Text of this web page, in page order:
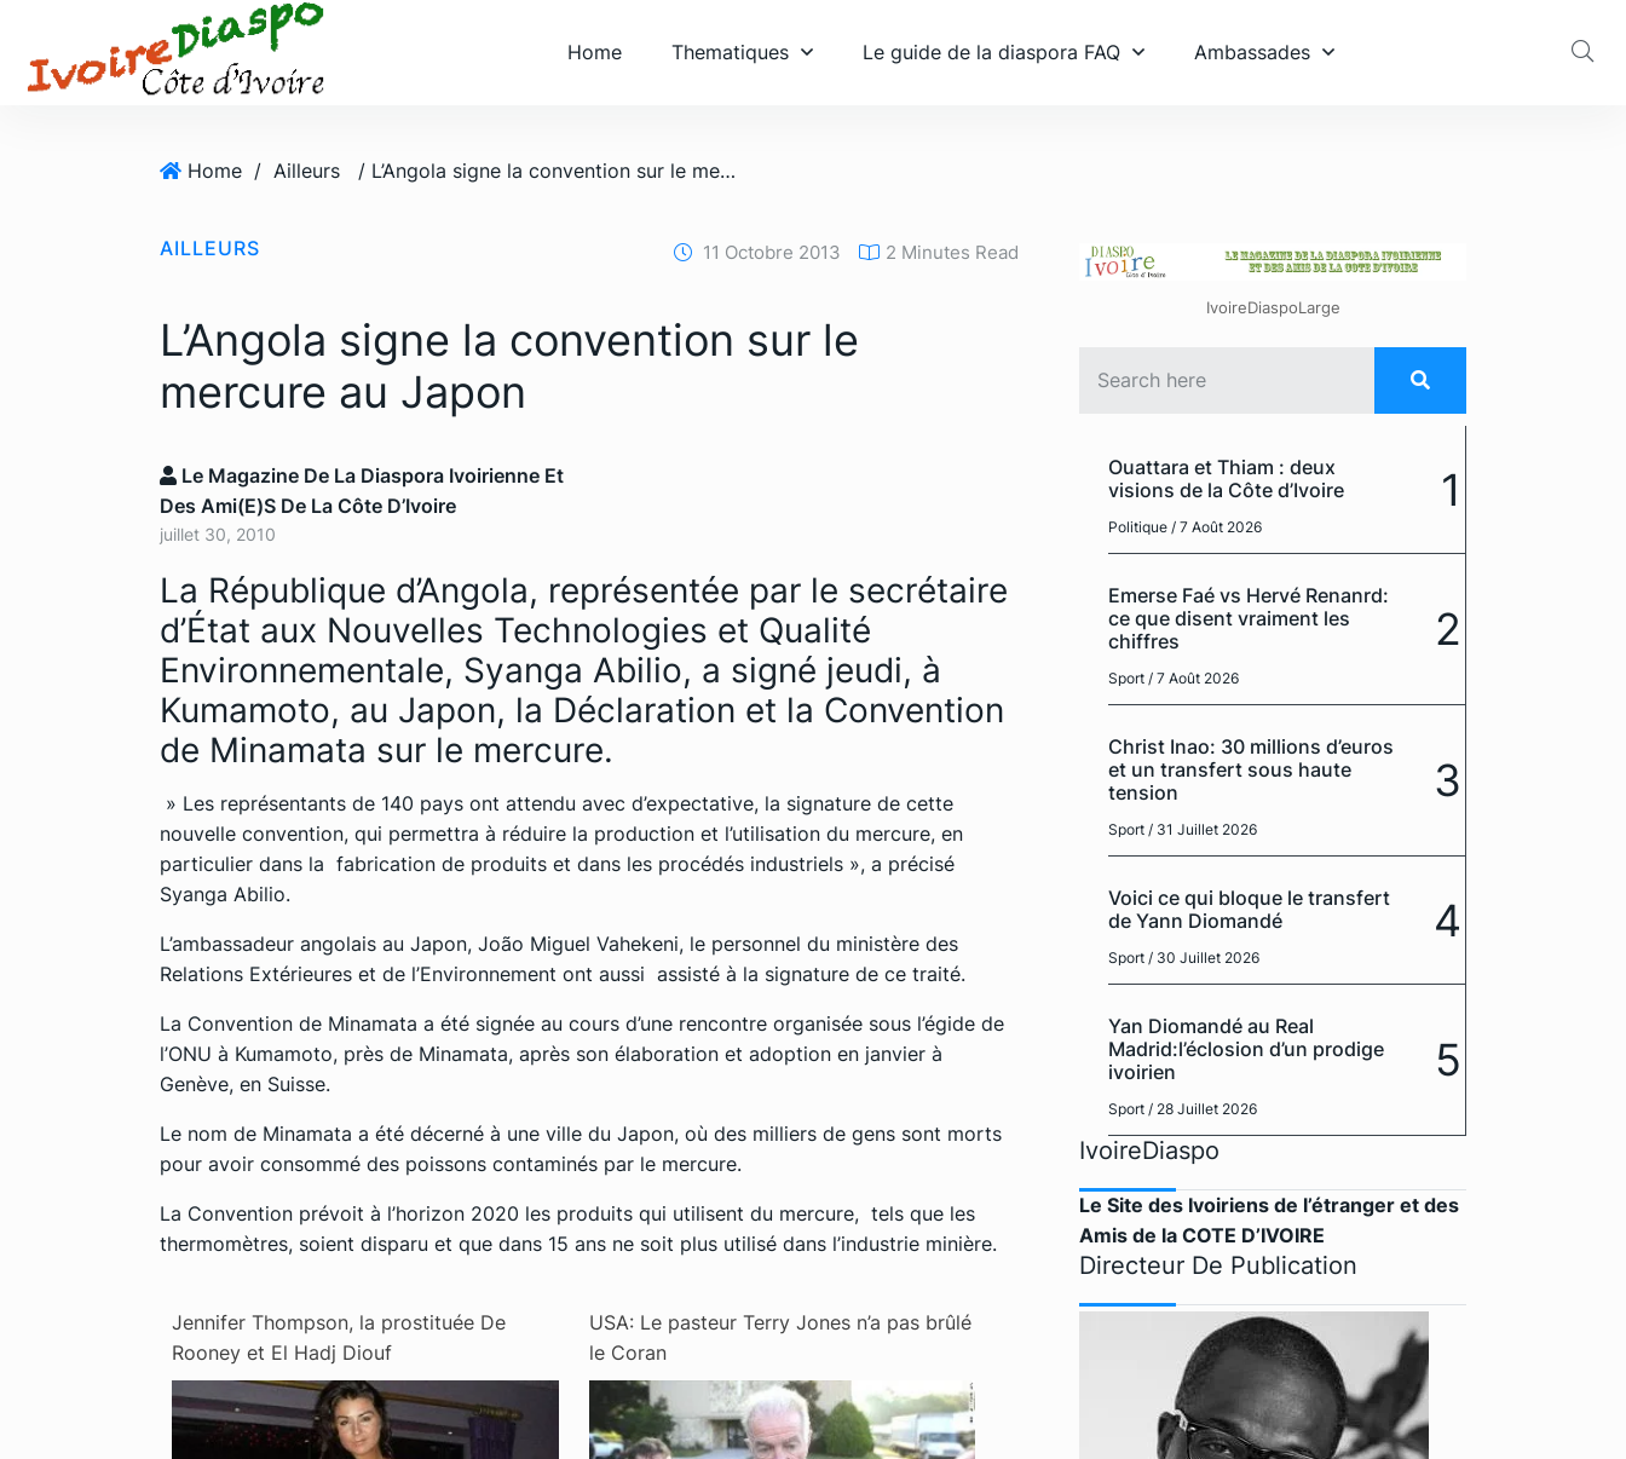
Home Thematiques Le guide de la diaspora FAQ Ambassades
Home / Ailleurs / L’Angola signe la convention sur le mercure au Japon
AILLEURS 11 Octobre 2013 2 Minutes Read
L’Angola signe la convention sur le
mercure au Japon
Le Magazine De La Diaspora Ivoirienne Et
Des Ami(e)s De La Côte D’Ivoire
juillet 30, 2010
La République d’Angola, représentée par le secrétaire
d’État aux Nouvelles Technologies et Qualité
Environnementale, Syanga Abilio, a signé jeudi, à
Kumamoto, au Japon, la Déclaration et la Convention
de Minamata sur le mercure.
» Les représentants de 140 pays ont attendu avec d’expectative, la signature de cette
nouvelle convention, qui permettra à réduire la production et l’utilisation du mercure, en
particulier dans la fabrication de produits et dans les procédés industriels », a précisé
Syanga Abilio.
L’ambassadeur angolais au Japon, João Miguel Vahekeni, le personnel du ministère des
Relations Extérieures et de l’Environnement ont aussi assisté à la signature de ce traité.
La Convention de Minamata a été signée au cours d’une rencontre organisée sous l’égide de
l’ONU à Kumamoto, près de Minamata, après son élaboration et adoption en janvier à
Genève, en Suisse.
Le nom de Minamata a été décerné à une ville du Japon, où des milliers de gens sont morts
pour avoir consommé des poissons contaminés par le mercure.
La Convention prévoit à l’horizon 2020 les produits qui utilisent du mercure, tels que les
thermomètres, soient disparu et que dans 15 ans ne soit plus utilisé dans l’industrie minière.
Jennifer Thompson, la prostituée De
Rooney et El Hadj Diouf
USA: Le pasteur Terry Jones n’a pas brûlé
le Coran
IvoireDiaspoLarge
Ouattara et Thiam : deux
visions de la Côte d’Ivoire
Politique / 7 Août 2026
1
Emerse Faé vs Hervé Renanrd:
ce que disent vraiment les
chiffres
Sport / 7 Août 2026
2
Christ Inao: 30 millions d’euros
et un transfert sous haute
tension
Sport / 31 Juillet 2026
3
Voici ce qui bloque le transfert
de Yann Diomandé
Sport / 30 Juillet 2026
4
Yan Diomandé au Real
Madrid:l’éclosion d’un prodige
ivoirien
Sport / 28 Juillet 2026
5
IvoireDiaspo
Le Site des Ivoiriens de l’étranger et des
Amis de la COTE D’IVOIRE
Directeur De Publication